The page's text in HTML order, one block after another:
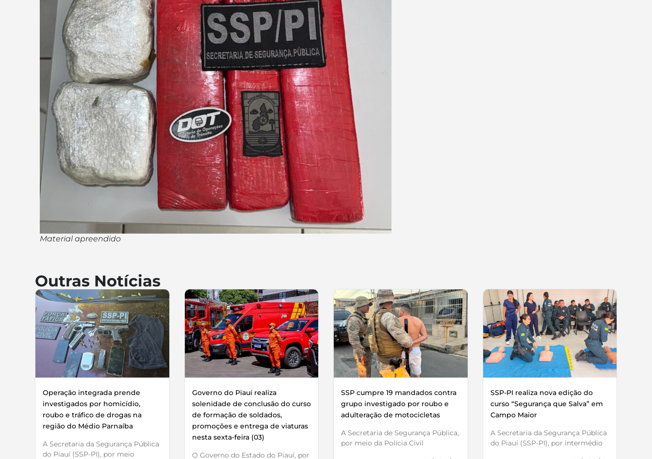
Material apreendido
Outras Notícias
Operação integrada prende
investigados por homicídio,
roubo e tráfico de drogas na
região do Médio Parnaíba
A Secretaria da Segurança Pública
do Piauí (SSP-PI), por meio
Governo do Piauí realiza
solenidade de conclusão do curso
de formação de soldados,
promoções e entrega de viaturas
nesta sexta-feira (03)
O Governo do Estado do Piauí, por
SSP cumpre 19 mandados contra
grupo investigado por roubo e
adulteração de motocicletas
A Secretaria de Segurança Pública,
por meio da Polícia Civil
SSP-PI realiza nova edição do
curso “Segurança que Salva” em
Campo Maior
A Secretaria da Segurança Pública
do Piauí (SSP-PI), por intermédio